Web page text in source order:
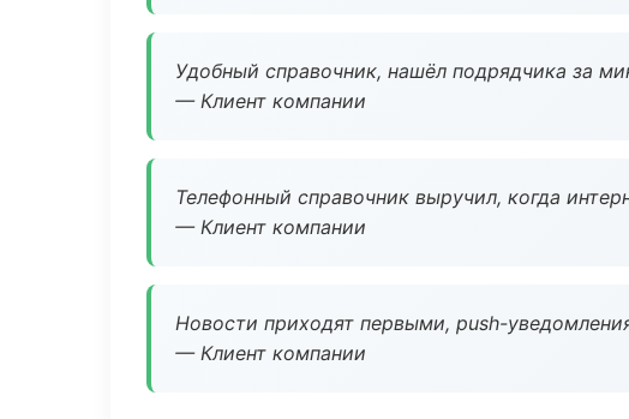
Удобный справочник, нашёл подрядчика за
— Клиент компании
Телефонный справочник выручил, когда
— Клиент компании
Новости приходят первыми, push-
— Клиент компании